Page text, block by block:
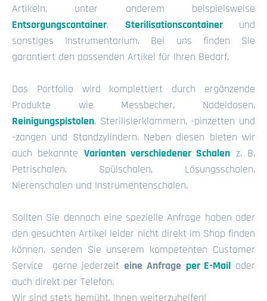
Artikeln, unter anderem beispielsweise
Entsorgungscontainer, Sterilisationscontainerund
sonstiges Instrumentarium. Bei uns finden Sie
garantiert den passenden Artikel für Ihren Bedarf.
Das Portfolio wird komplettiert durch ergänzende
Produkte wie Messbecher, Nadeldosen,
Reinigungspistolen, Sterilisierklammern, -pinzetten und
-zangen und Standzylindern. Neben diesen bieten wir
auch bekannte Varianten verschiedener Schalen z. B.
Petrischalen, Spülschalen, Lösungsschalen,
Nierenschalen und Instrumentenschalen.
Sollten Sie dennoch eine spezielle Anfrage haben oder
den gesuchten Artikel leider nicht direkt im Shop finden
können, senden Sie unserem kompetenten Customer
Service gerne jederzeit eine Anfrage per E-Mail oder
auch direkt per Telefon.
Wir sind stets bemüht, Ihnen weiterzuhelfen!